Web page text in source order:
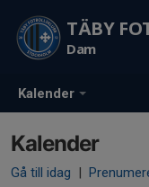
Kalender
TÄBY
Dam
Kalender
Gå till idag |